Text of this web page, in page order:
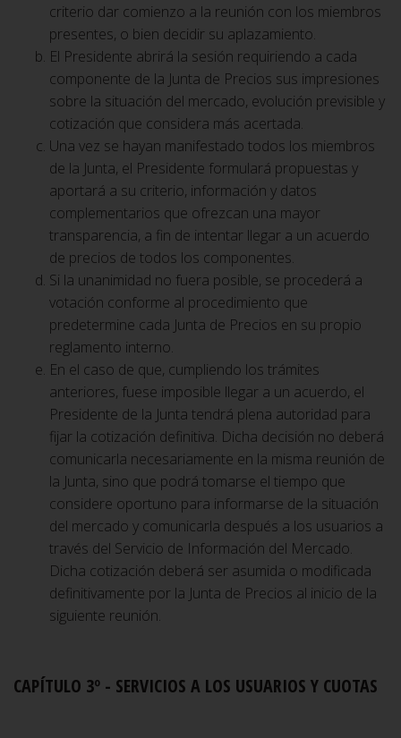
criterio dar comienzo a la reunión con los miembros
presentes, o bien decidir su aplazamiento.
El Presidente abrirá la sesión requiriendo a cada
componente de la Junta de Precios sus impresiones
sobre la situación del mercado, evolución previsible y
cotización que considera más acertada.
Una vez se hayan manifestado todos los miembros
de la Junta, el Presidente formulará propuestas y
aportará a su criterio, información y datos
complementarios que ofrezcan una mayor
transparencia, a fin de intentar llegar a un acuerdo
de precios de todos los componentes.
Si la unanimidad no fuera posible, se procederá a
votación conforme al procedimiento que
predetermine cada Junta de Precios en su propio
reglamento interno.
En el caso de que, cumpliendo los trámites
anteriores, fuese imposible llegar a un acuerdo, el
Presidente de la Junta tendrá plena autoridad para
fijar la cotización definitiva. Dicha decisión no deberá
comunicarla necesariamente en la misma reunión de
la Junta, sino que podrá tomarse el tiempo que
considere oportuno para informarse de la situación
del mercado y comunicarla después a los usuarios a
través del Servicio de Información del Mercado.
Dicha cotización deberá ser asumida o modificada
definitivamente por la Junta de Precios al inicio de la
siguiente reunión.
CAPÍTULO 3º - SERVICIOS A LOS USUARIOS Y CUOTAS